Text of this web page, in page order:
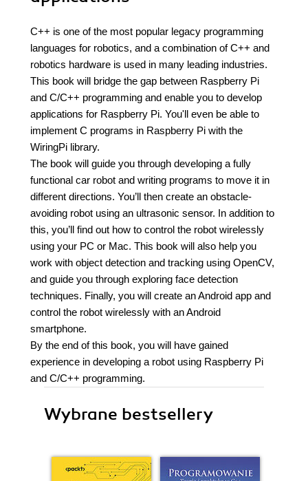
C++ is one of the most popular legacy programming
languages for robotics, and a combination of C++ and
robotics hardware is used in many leading industries.
This book will bridge the gap between Raspberry Pi
and C/C++ programming and enable you to develop
applications for Raspberry Pi. You'll even be able to
implement C programs in Raspberry Pi with the
WiringPi library.
The book will guide you through developing a fully
functional car robot and writing programs to move it in
different directions. You’ll then create an obstacle-
avoiding robot using an ultrasonic sensor. In addition to
this, you’ll find out how to control the robot wirelessly
using your PC or Mac. This book will also help you
work with object detection and tracking using OpenCV,
and guide you through exploring face detection
techniques. Finally, you will create an Android app and
control the robot wirelessly with an Android
smartphone.
By the end of this book, you will have gained
experience in developing a robot using Raspberry Pi
and C/C++ programming.
Wybrane bestsellery